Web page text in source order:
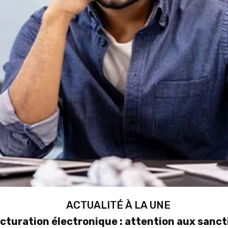
ACTUALITÉ À LA UNE
électronique : attention aux